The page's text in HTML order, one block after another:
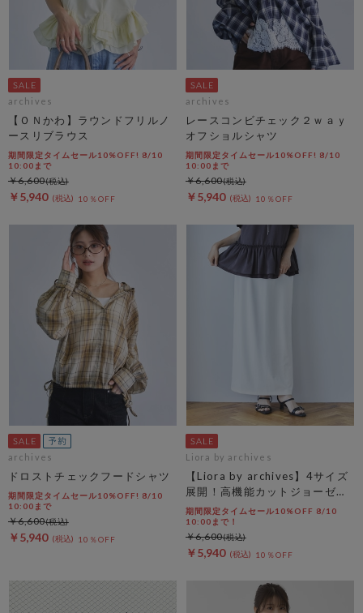
archives
【ＯＮかわ】ラウンドフリルノ
ースリブラウス
期間限定タイムセール10%OFF! 8/10
10:00まで
￥5,940 10％OFF
￥6,600
archives
レースコンビチェック２ｗａｙ
オフショルシャツ
期間限定タイムセール10%OFF! 8/10
10:00まで
￥5,940 10％OFF
￥6,600
archives
ドロストチェックフードシャツ
期間限定タイムセール10%OFF! 8/10
10:00まで
￥5,940 10％OFF
￥6,600
Liora by archives
【Liora by archives】4サイズ
展開！高機能カットジョーゼッ
トスカート
期間限定タイムセール10%OFF 8/10
10:00まで！
￥5,940 10％OFF
￥6,600